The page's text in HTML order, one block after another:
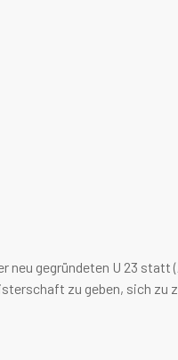
gegründeten U 23 statt
zu geben, sich zu